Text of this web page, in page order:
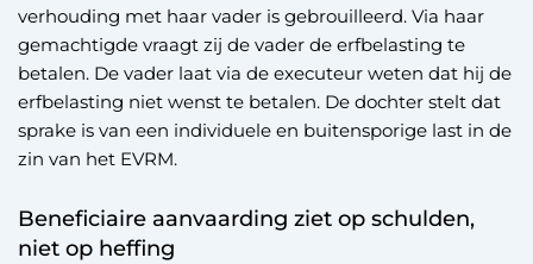
verhouding met haar vader is gebrouilleerd. Via haar
gemachtigde vraagt zij de vader de erfbelasting te
betalen. De vader laat via de executeur weten dat hij de
erfbelasting niet wenst te betalen. De dochter stelt dat
sprake is van een individuele en buitensporige last in de
zin van het EVRM.
Beneficiaire aanvaarding ziet op schulden,
niet op heffing